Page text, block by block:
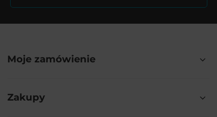
Moje zamówienie
Zakupy